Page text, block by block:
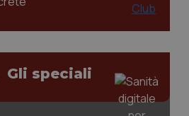
Gli speciali